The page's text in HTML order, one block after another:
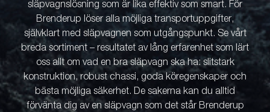
släpvagnslösning som är lika effektiv som smart. För
Brenderup löser alla möjliga transportuppgifter,
självklart med släpvagnen som utgångspunkt. Se vårt
breda sortiment – resultatet av lång erfarenhet som lärt
oss allt om vad en bra släpvagn ska ha: slitstark
konstruktion, robust chassi, goda köregenskaper och
bästa möjliga säkerhet. De sakerna kan du alltid
förvänta dig av en släpvagn som det står Brenderup